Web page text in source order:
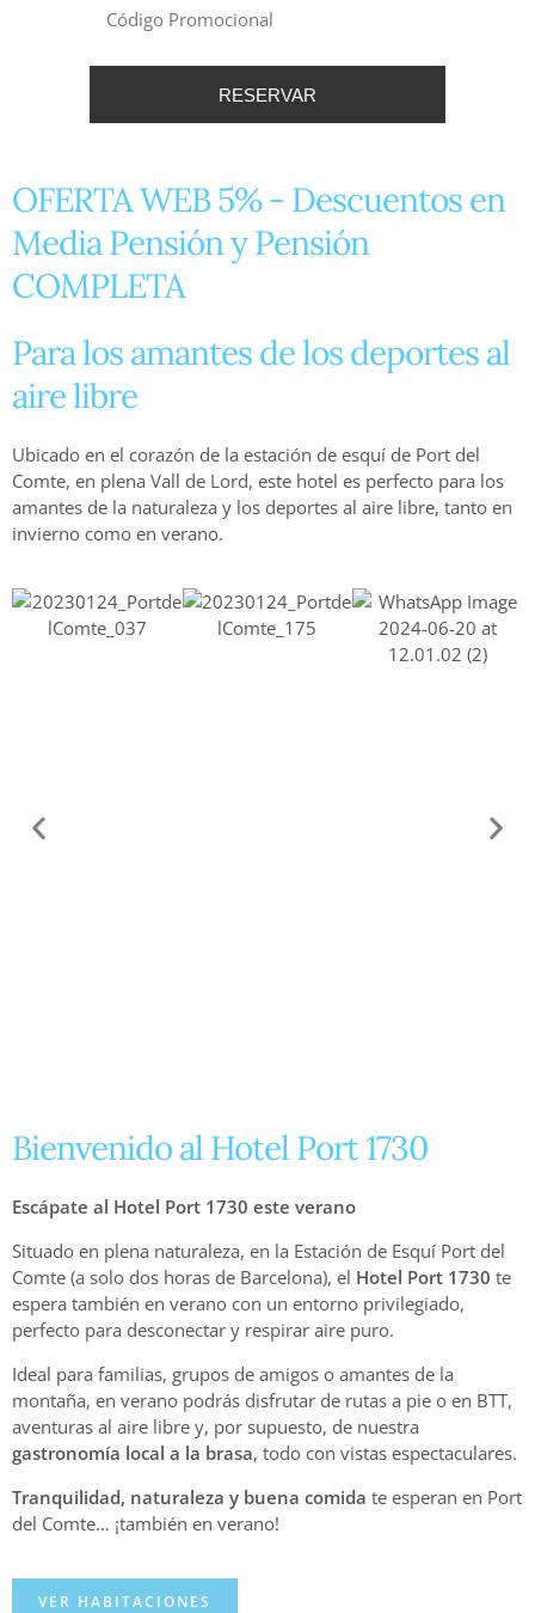
OFERTA WEB 5% - Descuentos en
Media Pensión y Pensión
COMPLETA
Para los amantes de los deportes al
aire libre
Ubicado en el corazón de la estación de esquí de Port del
Comte, en plena Vall de Lord, este hotel es perfecto para los
amantes de la naturaleza y los deportes al aire libre, tanto en
invierno como en verano.
Bienvenido al Hotel Port 1730
Escápate al Hotel Port 1730 este verano
Situado en plena naturaleza, en la Estación de Esquí Port del
Comte (a solo dos horas de Barcelona), el Hotel Port 1730 te
espera también en verano con un entorno privilegiado,
perfecto para desconectar y respirar aire puro.
Ideal para familias, grupos de amigos o amantes de la
montaña, en verano podrás disfrutar de rutas a pie o en BTT,
aventuras al aire libre y, por supuesto, de nuestra
gastronomía local a la brasa, todo con vistas espectaculares.
Tranquilidad, naturaleza y buena comida te esperan en Port
del Comte… ¡también en verano!
VER HABITACIONES